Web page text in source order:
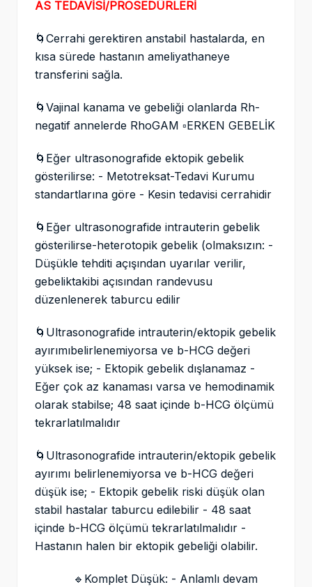
AS TEDAVİSİ/PROSEDÜRLERİ
🌀Cerrahi gerektiren anstabil hastalarda, en
kısa sürede hastanın ameliyathaneye
transferini sağla.
🌀Vajinal kanama ve gebeliği olanlarda Rh-
negatif annelerde RhoGAM ▫️ERKEN GEBELİK
🌀Eğer ultrasonografide ektopik gebelik
gösterilirse: - Metotreksat-Tedavi Kurumu
standartlarına göre - Kesin tedavisi cerrahidir
🌀Eğer ultrasonografide intrauterin gebelik
gösterilirse-heterotopik gebelik (olmaksızın: -
Düşükle tehditi açışından uyarılar verilir,
gebeliktakibi açısından randevusu
düzenlenerek taburcu edilir
🌀Ultrasonografide intrauterin/ektopik gebelik
ayırımıbelirlenemiyorsa ve b-HCG değeri
yüksek ise; - Ektopik gebelik dışlanamaz -
Eğer çok az kanaması varsa ve hemodinamik
olarak stabilse; 48 saat içinde b-HCG ölçümü
tekrarlatılmalıdır
🌀Ultrasonografide intrauterin/ektopik gebelik
ayırımı belirlenemiyorsa ve b-HCG değeri
düşük ise; - Ektopik gebelik riski düşük olan
stabil hastalar taburcu edilebilir - 48 saat
içinde b-HCG ölçümü tekrarlatılmalıdır -
Hastanın halen bir ektopik gebeliği olabilir.
🔹Komplet Düşük: - Anlamlı devam